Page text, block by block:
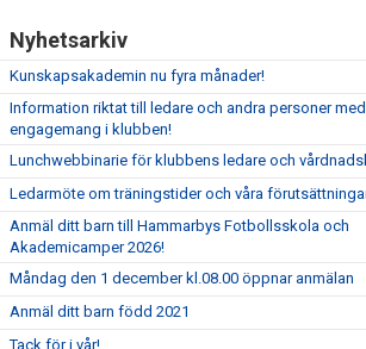
Nyhetsarkiv
Kunskapsakademin nu fyra månader!
Information riktat till ledare och andra personer med
engagemang i klubben!
Lunchwebbinarie för klubbens ledare och
Ledarmöte om träningstider och våra
Anmäl ditt barn till Hammarbys Fotbollsskola och
Akademicamper 2026!
Måndag den 1 december kl.08.00 öppnar anmälan
Anmäl ditt barn född 2021
Tack för i vår!